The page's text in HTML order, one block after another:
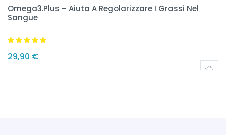
Omega3.Plus – Aiuta A Regolarizzare I Grassi Nel
Sangue
su 5
29,90 €